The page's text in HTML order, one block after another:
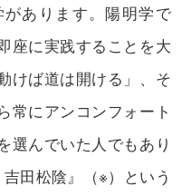
あります。陽明学で
座に実践することを大
けば道は開ける」、そ
常にアンコンフォート
選んでいた人でもあり
田松陰』（※）という